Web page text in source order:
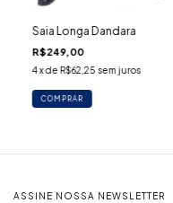
Saia Longa Dandara
R$249,00
4x de R$62,25 sem juros
COMPRAR
ASSINE NOSSA NEWSLETTER